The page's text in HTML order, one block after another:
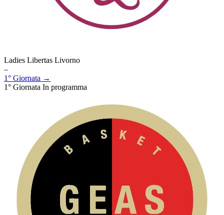
Ladies Libertas Livorno
–
1° Giornata →
1° Giornata In programma